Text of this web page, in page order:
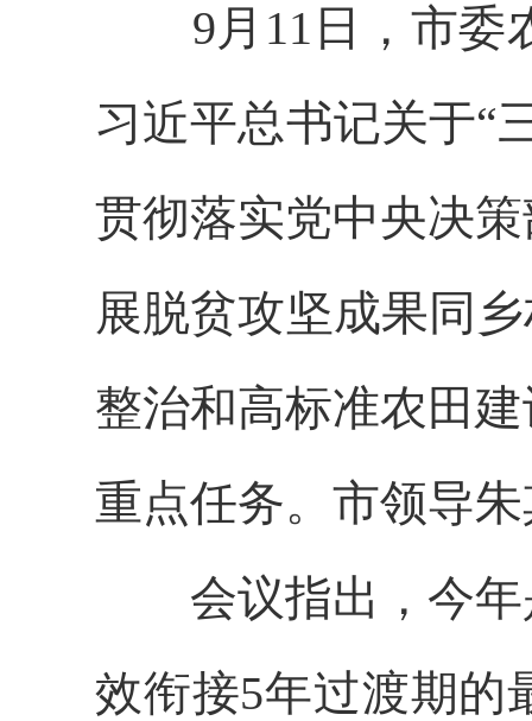
9月11日，市委
习近平总书记关于“
贯彻落实党中央决
展脱贫攻坚成果同
整治和高标准农田
重点任务。市领导
会议指出，今年
效衔接5年过渡期的